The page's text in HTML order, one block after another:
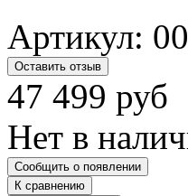
Артикул:
Оставить отзыв
47 499 руб
Нет в
Сообщить о появлении
К сравнению